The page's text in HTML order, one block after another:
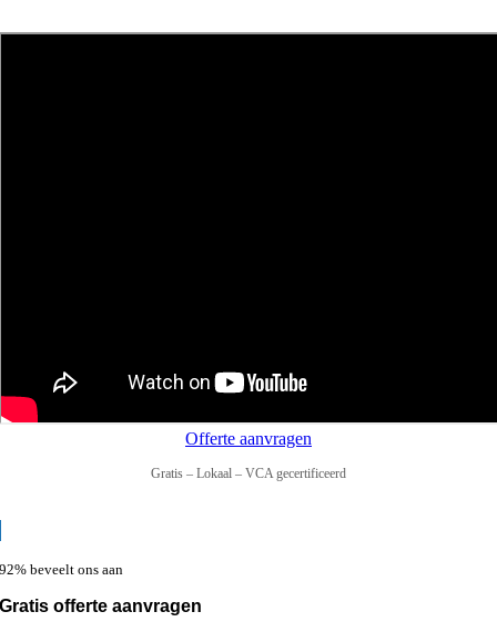
Offerte aanvragen
Gratis – Lokaal – VCA gecertificeerd
92% beveelt ons aan
Gratis offerte aanvragen